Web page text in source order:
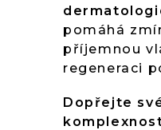
pomáhá
příjemnou
regeneraci
Dopřejte